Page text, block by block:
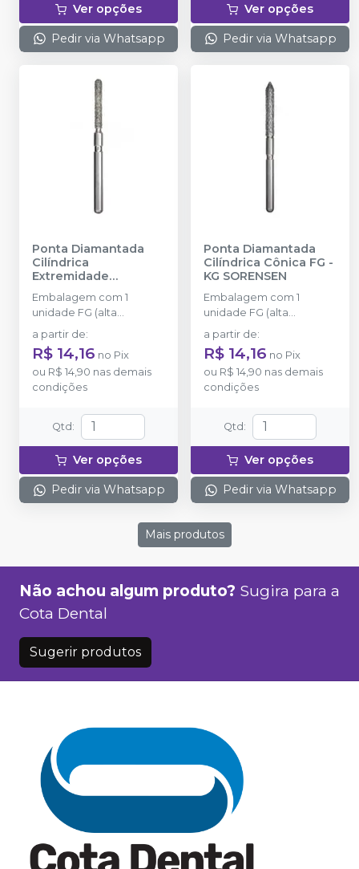
Ver opções
Pedir via Whatsapp
Ver opções
Pedir via Whatsapp
Ponta Diamantada
Cilíndrica
Extremidade
Arredondada FG
SORENSEN
Embalagem com 1
unidade FG (alta
rotação).
a partir de:
R$ 14,16 no Pix
ou R$ 14,90 nas demais
condições
Qtd :
Ver opções
Pedir via Whatsapp
Ponta Diamantada
Cilíndrica Cônica FG -
KG SORENSEN
Embalagem com 1
unidade FG (alta
rotação).
a partir de:
R$ 14,16 no Pix
ou R$ 14,90 nas demais
condições
Qtd :
Ver opções
Pedir via Whatsapp
Mais produtos
Não achou algum produto? Sugira para a
Cota Dental
Sugerir produtos